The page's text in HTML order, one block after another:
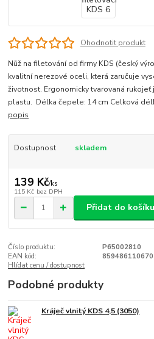
Ohodnotit produkt
Nůž na filetování od firmy KDS (český
kvalitní nerezové oceli, která zaručuje
životnost. Ergonomicky tvarovaná
plastu. Délka čepele: 14 cm Celková
popis
Dostupnost skladem
139 Kč/ks
115 Kč bez DPH
Přidat do košíku
Číslo produktu:
P65002810
EAN kód:
Hlídat cenu / dostupnost
Podobné produkty
Kráječ vlnitý KDS 4,5 (3050)